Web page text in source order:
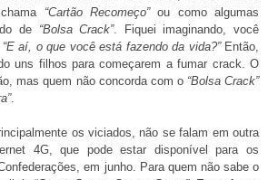
“Cartão Recomeço”ou como algumas
de “Bolsa Crack”. Fiquei imaginando, você
“E aí, o que você está fazendo da vida?” Então,
uns filhos para começarem a fumar crack. O
mas quem não concorda com o “Bolsa Crack”
.
os viciados, não se falam em outra
4G, que pode estar disponível para os
em junho. Para quem não sabe o